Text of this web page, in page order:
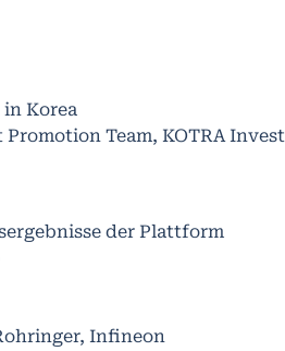
Korea
Team, KOTRA Invest
der Plattform
Infineon